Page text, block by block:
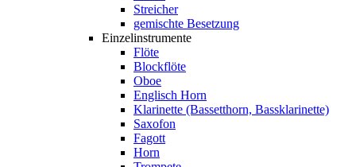
Streicher
gemischte Besetzung
Einzelinstrumente
Flöte
Blockflöte
Oboe
Englisch Horn
Klarinette (Bassetthorn, Bassklarinette)
Saxofon
Fagott
Horn